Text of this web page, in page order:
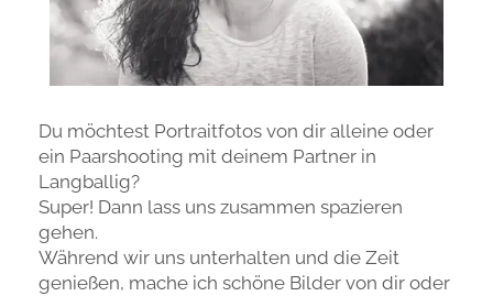
Du möchtest Portraitfotos von dir alleine oder
ein Paarshooting mit deinem Partner in
Langballig?
Super! Dann lass uns zusammen spazieren
gehen.
Während wir uns unterhalten und die Zeit
genießen, mache ich schöne Bilder von dir oder